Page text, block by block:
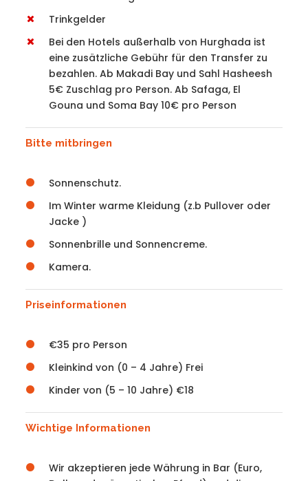
Trinkgelder
Bei den Hotels außerhalb von Hurghada ist
eine zusätzliche Gebühr für den Transfer zu
bezahlen. Ab Makadi Bay und Sahl Hasheesh
5€ Zuschlag pro Person. Ab Safaga, El
Gouna und Soma Bay 10€ pro Person
Bitte mitbringen
Sonnenschutz.
Im Winter warme Kleidung (z.b Pullover oder
Jacke )
Sonnenbrille und Sonnencreme.
Kamera.
Priseinformationen
€35 pro Person
Kleinkind von (0 – 4 Jahre) Frei
Kinder von (5 – 10 Jahre) €18
Wichtige Informationen
Wir akzeptieren jede Währung in Bar (Euro,